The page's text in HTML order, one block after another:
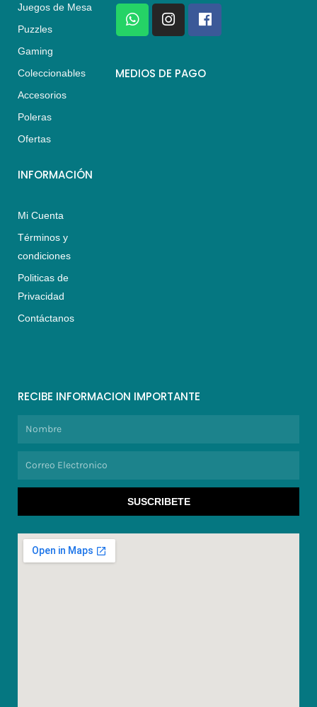
Juegos de Mesa
Puzzles
Gaming
Coleccionables
Accesorios
Poleras
Ofertas
INFORMACIÓN
Mi Cuenta
Términos y
condiciones
Politicas de
Privacidad
Contáctanos
W
h
a
s
I
n
s
a
F
a
c
b
MEDIOS DE PAGO
RECIBE INFORMACION IMPORTANTE
SUSCRIBETE